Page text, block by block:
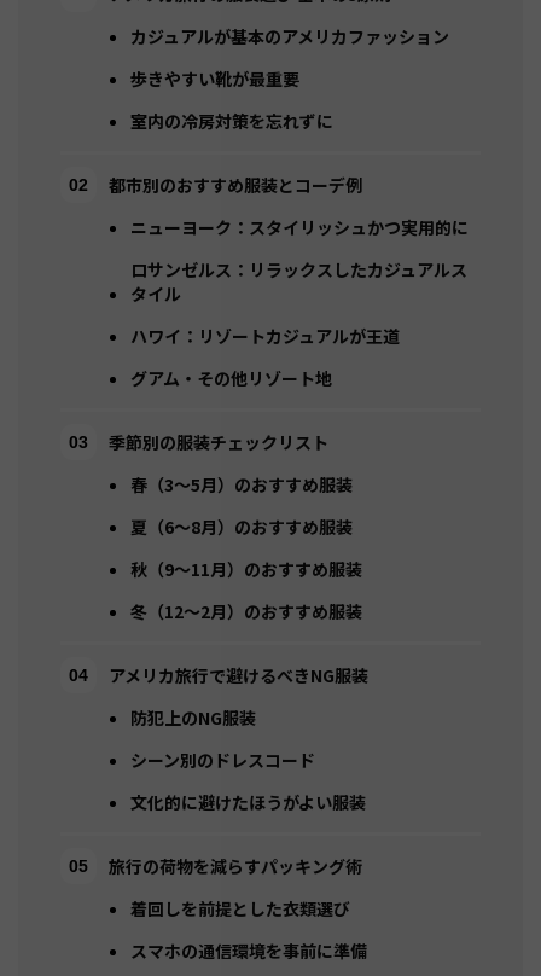
カジュアルが基本のアメリカファッション
歩きやすい靴が最重要
室内の冷房対策を忘れずに
都市別のおすすめ服装とコーデ例
ニューヨーク：スタイリッシュかつ実用的に
ロサンゼルス：リラックスしたカジュアルス
タイル
ハワイ：リゾートカジュアルが王道
グアム・その他リゾート地
季節別の服装チェックリスト
春（3〜5月）のおすすめ服装
夏（6〜8月）のおすすめ服装
秋（9〜11月）のおすすめ服装
冬（12〜2月）のおすすめ服装
アメリカ旅行で避けるべきNG服装
防犯上のNG服装
シーン別のドレスコード
文化的に避けたほうがよい服装
旅行の荷物を減らすパッキング術
着回しを前提とした衣類選び
スマホの通信環境を事前に準備